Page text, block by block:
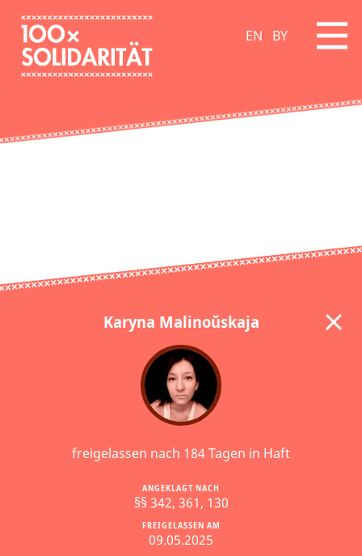
EN BY
Karyna Malinoŭskaja
freigelassen nach 184 Tagen in Haft
FREIGELASSEN AM
09.05.2025
ANGEKLAGT NACH
§§ 342, 361, 130